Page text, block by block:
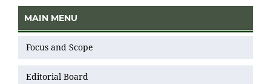
MAIN MENU
Focus and Scope
Editorial Board